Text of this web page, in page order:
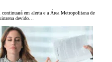
em alerta e a Área Metropolitana de
devido…